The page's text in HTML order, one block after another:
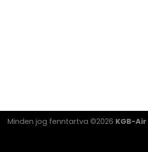
Minden jog fenntartva ©2026 KGB-